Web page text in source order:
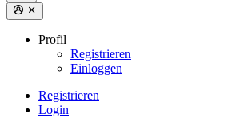
Profil
Registrieren
Einloggen
Registrieren
Login